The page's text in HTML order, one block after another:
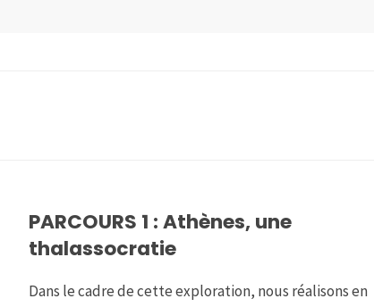
PARCOURS 1 : Athènes, une
thalassocratie
Dans le cadre de cette exploration, nous réalisons en